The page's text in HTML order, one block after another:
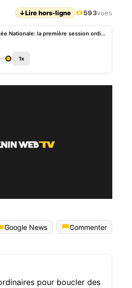
↓Lire hors-ligne 593vues
Assemblée Nationale: la première session ordinaire de l’année 2022 s’ouvre le 14 Avril prochain
1x
Google News
Commenter
pour boucler des